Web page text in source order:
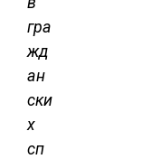
гра
жд
ан
ски
х
сп